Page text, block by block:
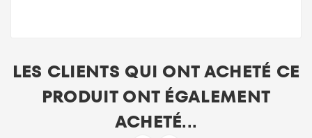
LES CLIENTS QUI ONT ACHETÉ CE
PRODUIT ONT ÉGALEMENT
ACHETÉ...